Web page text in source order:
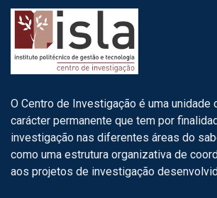
O Centro de Investigação é uma unidade
carácter permanente que tem por
investigação nas diferentes áreas do
como uma estrutura organizativa de
aos projetos de investigação